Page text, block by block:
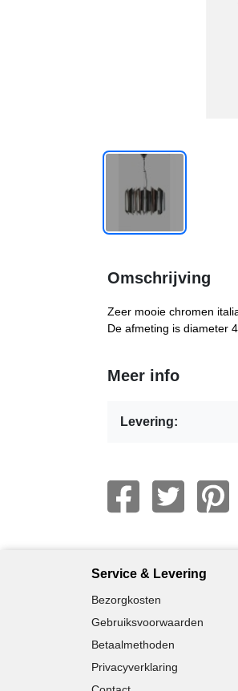
Omschrijving
Zeer mooie chromen
De afmeting is diameter
Meer info
Levering:
Service & Levering
Bezorgkosten
Gebruiksvoorwaarden
Betaalmethoden
Privacyverklaring